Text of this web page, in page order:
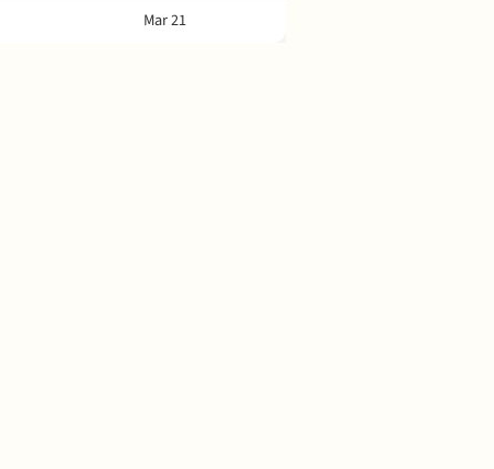
Mar 21